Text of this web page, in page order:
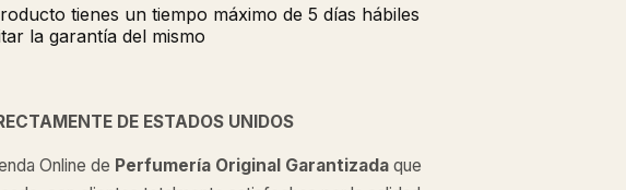
tienes un tiempo máximo de 5 días hábiles
la garantía del mismo
DE ESTADOS UNIDOS
Online de Perfumería Original Garantizada que